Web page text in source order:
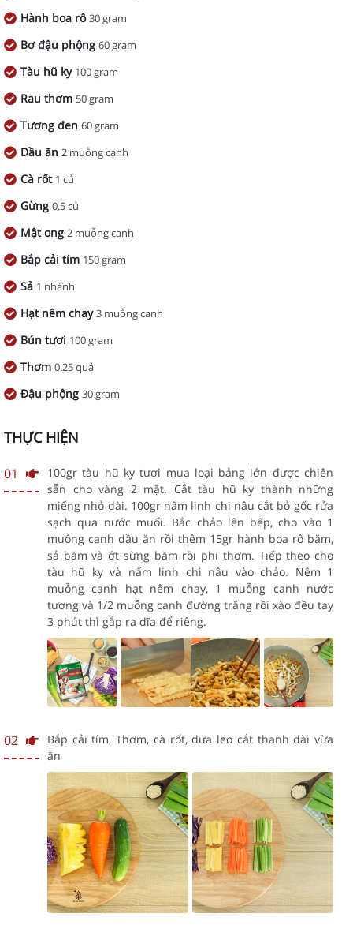
Hành boa rô30 gram
Bơ đậu phộng 60 gram
Tàu hũ ky 100 gram
Rau thơm 50 gram
Tương đen 60 gram
Dầu ăn 2 muỗng canh
Cà rốt 1 củ
Gừng 0.5 củ
Mật ong 2 muỗng canh
Bắp cải tím 150 gram
Sả 1 nhánh
Hạt nêm chay3 muỗng canh
Bún tươi 100 gram
Thơm 0.25 quả
Đậu phộng 30 gram
THỰC HIỆN
01
100gr tàu hũ ky tươi mua loại bảng lớn được chiên
sẵn cho vàng 2 mặt. Cắt tàu hũ ky thành những
miếng nhỏ dài. 100gr nấm linh chi nâu cắt bỏ gốc rửa
sạch qua nước muối. Bắc chảo lên bếp, cho vào 1
muỗng canh dầu ăn rồi thêm 15gr hành boa rô băm,
sả băm và ớt sừng băm rồi phi thơm. Tiếp theo cho
tàu hũ ky và nấm linh chi nâu vào chảo. Nêm 1
muỗng canh hạt nêm chay, 1 muỗng canh nước
tương và 1/2 muỗng canh đường trắng rồi xào đều tay
3 phút thì gắp ra dĩa để riêng.
02
Bắp cải tím, Thơm, cà rốt, dưa leo cắt thanh dài vừa
ăn